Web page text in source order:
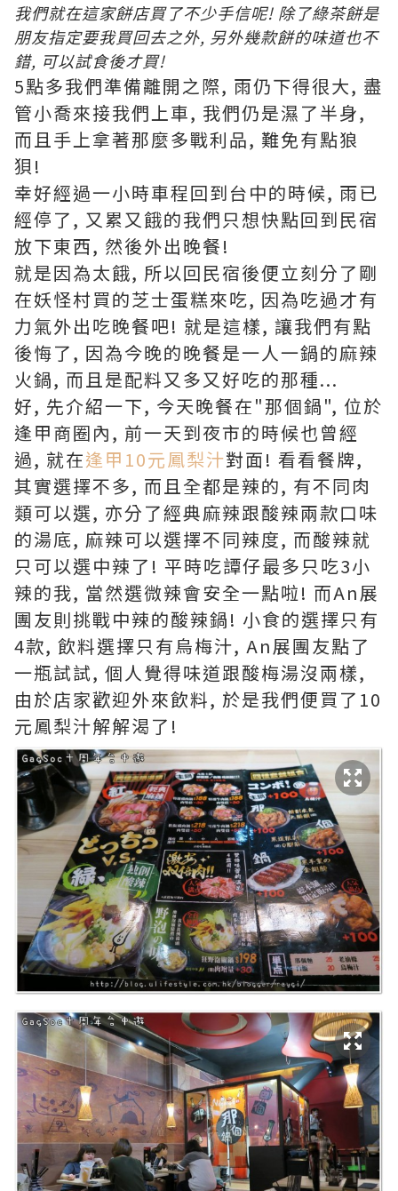
我們就在這家餅店買了不少手信呢! 除了綠茶餅是
朋友指定要我買回去之外, 另外幾款餅的味道也不
錯, 可以試食後才買!
5點多我們準備離開之際, 雨仍下得很大, 盡
管小喬來接我們上車, 我們仍是濕了半身,
而且手上拿著那麼多戰利品, 難免有點狼
狽!
幸好經過一小時車程回到台中的時候, 雨已
經停了, 又累又餓的我們只想快點回到民宿
放下東西, 然後外出晚餐!
就是因為太餓, 所以回民宿後便立刻分了剛
在妖怪村買的芝士蛋糕來吃, 因為吃過才有
力氣外出吃晚餐吧! 就是這樣, 讓我們有點
後悔了, 因為今晚的晚餐是一人一鍋的麻辣
火鍋, 而且是配料又多又好吃的那種...
好, 先介紹一下, 今天晚餐在"那個鍋", 位於
逢甲商圈內, 前一天到夜市的時候也曾經
過, 就在逢甲10元鳳梨汁對面! 看看餐牌,
其實選擇不多, 而且全都是辣的, 有不同肉
類可以選, 亦分了經典麻辣跟酸辣兩款口味
的湯底, 麻辣可以選擇不同辣度, 而酸辣就
只可以選中辣了! 平時吃譚仔最多只吃3小
辣的我, 當然選微辣會安全一點啦! 而An展
團友則挑戰中辣的酸辣鍋! 小食的選擇只有
4款, 飲料選擇只有烏梅汁, An展團友點了
一瓶試試, 個人覺得味道跟酸梅湯沒兩樣,
由於店家歡迎外來飲料, 於是我們便買了10
元鳳梨汁解解渴了!